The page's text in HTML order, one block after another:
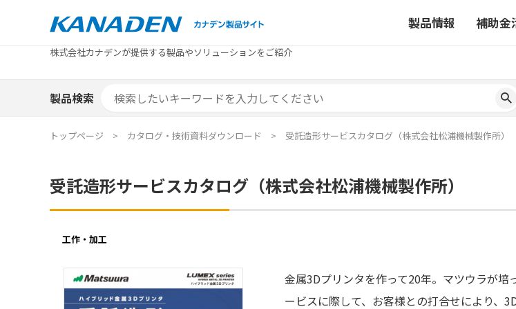
製品情報
カテゴリから探す メーカーから探す 事業
エリア別おすすめ製品 特集 ピッ
カタログ・技術資料 ソリューションサイト
補助金
補助金検索システム 補助金対象製品一覧 補助
トピックス お役立ちコラム 4コ
製品検索
株式会社カナデンが提供する製品やソリューションをご紹介
カテゴリから探す メーカーから探す 事業
補助金検索システム 補助金対象製品一覧 補助
トピックス お役立ちコラム 4コ
製品検索
トップページ カタログ・技術資料ダウンロード 受託造形サービスカタログ（株式会社松浦機械製作所）
受託造形サービスカタログ（株式会社松浦機械製作所）
工作・加工
金属3Dプリンタを作って20年。マツウラが
ービスに際して、お客様との打合せにより、